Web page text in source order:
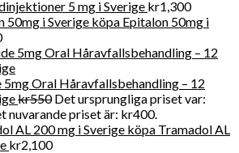
5 mg i Sverige kr1,300
köpa Epitalon 50mg i
5mg Oral Håravfallsbehandling – 12
kr550 Det ursprungliga priset var:
nuvarande priset är: kr400.
köpa Tramadol AL
kr2,100